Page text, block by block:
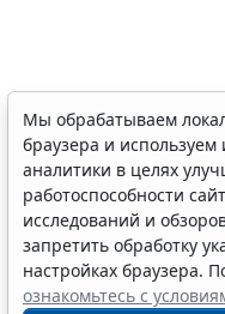
ВС РФ
незаконным
личности
7 августа 2026 16:37
Мы обрабатываем
браузера и используем
аналитики в целях
работоспособности
исследований и
запретить обработку
настройках браузера.
ознакомьтесь с